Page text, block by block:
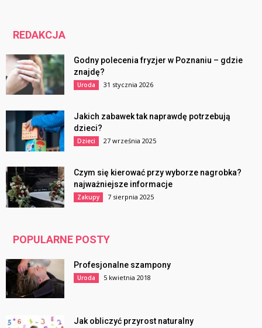
REDAKCJA
Godny polecenia fryzjer w Poznaniu – gdzie
znajdę?
Uroda 31 stycznia 2026
Jakich zabawek tak naprawdę potrzebują
dzieci?
Dzieci 27 września 2025
Czym się kierować przy wyborze nagrobka?
najważniejsze informacje
Zakupy 7 sierpnia 2025
POPULARNE POSTY
Profesjonalne szampony
Uroda 5 kwietnia 2018
Jak obliczyć przyrost naturalny